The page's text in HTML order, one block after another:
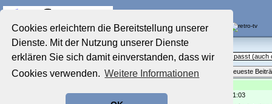
Cookies erleichtern die Bereitstellung unserer
Dienste. Mit der Nutzung unserer Dienste
erklären Sie sich damit einverstanden, dass wir
Cookies verwenden. Weitere Informationen
Startseite
Aktuelles Forum
Film-Forum
Zeichentrick-Forum
Sendeschluss!
Off Topic - Alles, was woanders nicht passt (auch
Themenübersicht • Neues Thema
Neueste
geschrieben von:
, 27.08.22 21:03